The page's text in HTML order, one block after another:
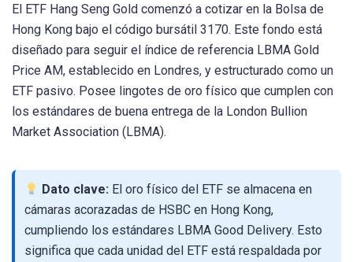
El ETF Hang Seng Gold comenzó a cotizar en la Bolsa de
Hong Kong bajo el código bursátil 3170. Este fondo está
diseñado para seguir el índice de referencia LBMA Gold
Price AM, establecido en Londres, y estructurado como un
ETF pasivo. Posee lingotes de oro físico que cumplen con
los estándares de buena entrega de la London Bullion
Market Association (LBMA).
Dato clave: El oro físico del ETF se almacena en
cámaras acorazadas de HSBC en Hong Kong,
cumpliendo los estándares LBMA Good Delivery. Esto
significa que cada unidad del ETF está respaldada por